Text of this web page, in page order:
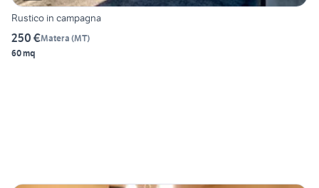
Rustico in campagna
250 €Matera (MT)
60 mq